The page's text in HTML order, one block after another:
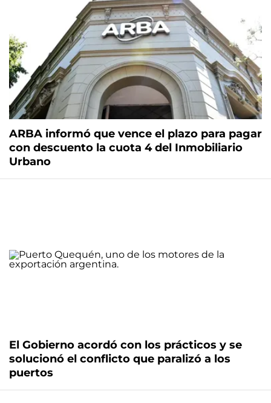
ARBA informó que vence el plazo para pagar
con descuento la cuota 4 del Inmobiliario
Urbano
El Gobierno acordó con los prácticos y se
solucionó el conflicto que paralizó a los
puertos